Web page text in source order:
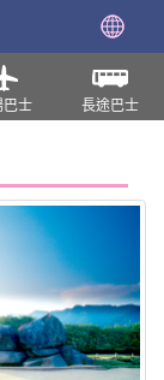
士 長途巴士